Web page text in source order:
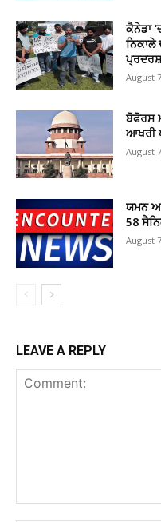
ਕੈਨੇਡਾ
ਨਿਕਾਲੇ
August
ਬੋਫੋਰਸ
ਆਖਰੀ
August
ਯਮਨ
58
August
LEAVE A REPLY